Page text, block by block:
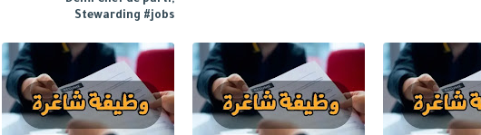
Stewarding #jobs